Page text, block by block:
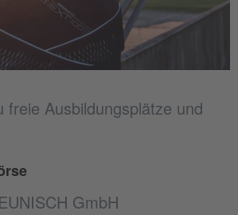
freie Ausbildungsplätze und
GmbH